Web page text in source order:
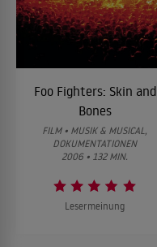
Foo Fighters: Skin and
Bones
FILM • MUSIK & MUSICAL,
DOKUMENTATIONEN
2006 • 132 MIN.
Lesermeinung